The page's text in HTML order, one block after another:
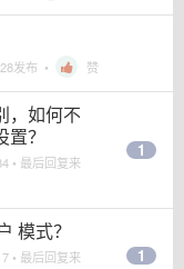
发布 • 赞
，如何不
？
• 最后回复来
1
模式？
• 最后回复来
1